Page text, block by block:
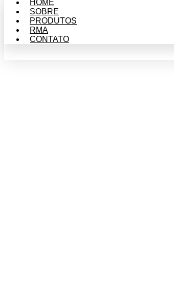
HOME
SOBRE
PRODUTOS
RMA
CONTATO